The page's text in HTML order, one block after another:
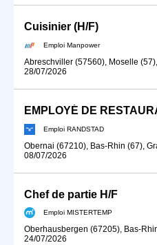
Cuisinier (H/F)
Emploi Manpower
Abreschviller (57560), Moselle
28/07/2026
EMPLOYÉ DE
Emploi RANDSTAD
Obernai (67210), Bas-Rhin (67),
08/07/2026
Chef de partie H/F
Emploi MISTERTEMP
Oberhausbergen (67205), Bas-
24/07/2026